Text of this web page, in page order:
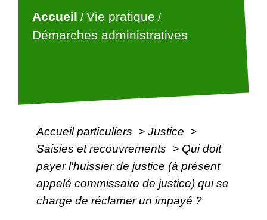
Accueil /Vie pratique /
Démarches administratives
Accueil particuliers > Justice >
Saisies et recouvrements > Qui doit
payer l'huissier de justice (à présent
appelé commissaire de justice) qui se
charge de réclamer un impayé ?